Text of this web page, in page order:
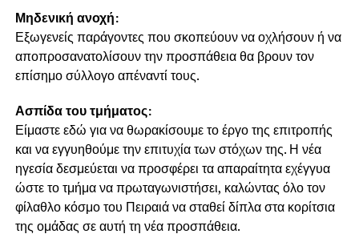
Μηδενική ανοχή:
Εξωγενείς παράγοντες που σκοπεύουν να οχλήσουν ή να
αποπροσανατολίσουν την προσπάθεια θα βρουν τον
επίσημο σύλλογο απέναντί τους.
Ασπίδα του τμήματος:
Είμαστε εδώ για να θωρακίσουμε το έργο της επιτροπής
και να εγγυηθούμε την επιτυχία των στόχων της. Η νέα
ηγεσία δεσμεύεται να προσφέρει τα απαραίτητα εχέγγυα
ώστε το τμήμα να πρωταγωνιστήσει, καλώντας όλο τον
φίλαθλο κόσμο του Πειραιά να σταθεί δίπλα στα κορίτσια
της ομάδας σε αυτή τη νέα προσπάθεια.